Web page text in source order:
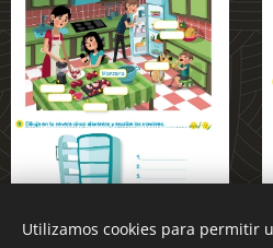
Utilizamos cookies para permitir